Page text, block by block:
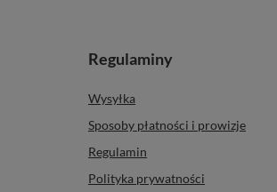
Regulaminy
Wysyłka
Sposoby płatności i prowizje
Regulamin
Polityka prywatności